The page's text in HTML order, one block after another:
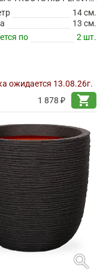
14 см.
13 см.
по
2 шт.
ожидается 13.08.26г.
1 878 ₽
shopping_cart
search